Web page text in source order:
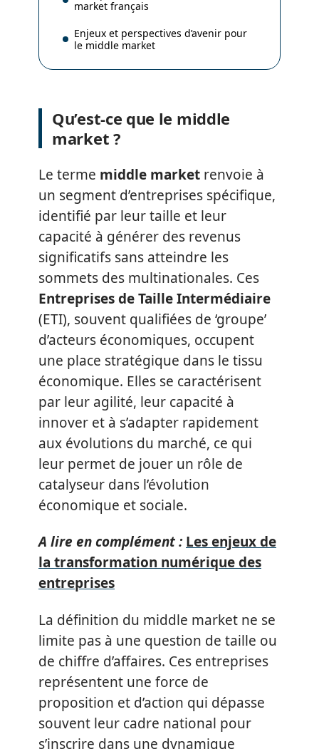
market français
Enjeux et perspectives d’avenir pour
le middle market
Qu’est-ce que le middle
market ?
Le terme middle market renvoie à
un segment d’entreprises spécifique,
identifié par leur taille et leur
capacité à générer des revenus
significatifs sans atteindre les
sommets des multinationales. Ces
Entreprises de Taille Intermédiaire
(ETI), souvent qualifiées de ‘groupe’
d’acteurs économiques, occupent
une place stratégique dans le tissu
économique. Elles se caractérisent
par leur agilité, leur capacité à
innover et à s’adapter rapidement
aux évolutions du marché, ce qui
leur permet de jouer un rôle de
catalyseur dans l’évolution
économique et sociale.
A lire en complément : Les enjeux de
la transformation numérique des
entreprises
La définition du middle market ne se
limite pas à une question de taille ou
de chiffre d’affaires. Ces entreprises
représentent une force de
proposition et d’action qui dépasse
souvent leur cadre national pour
s’inscrire dans une dynamique